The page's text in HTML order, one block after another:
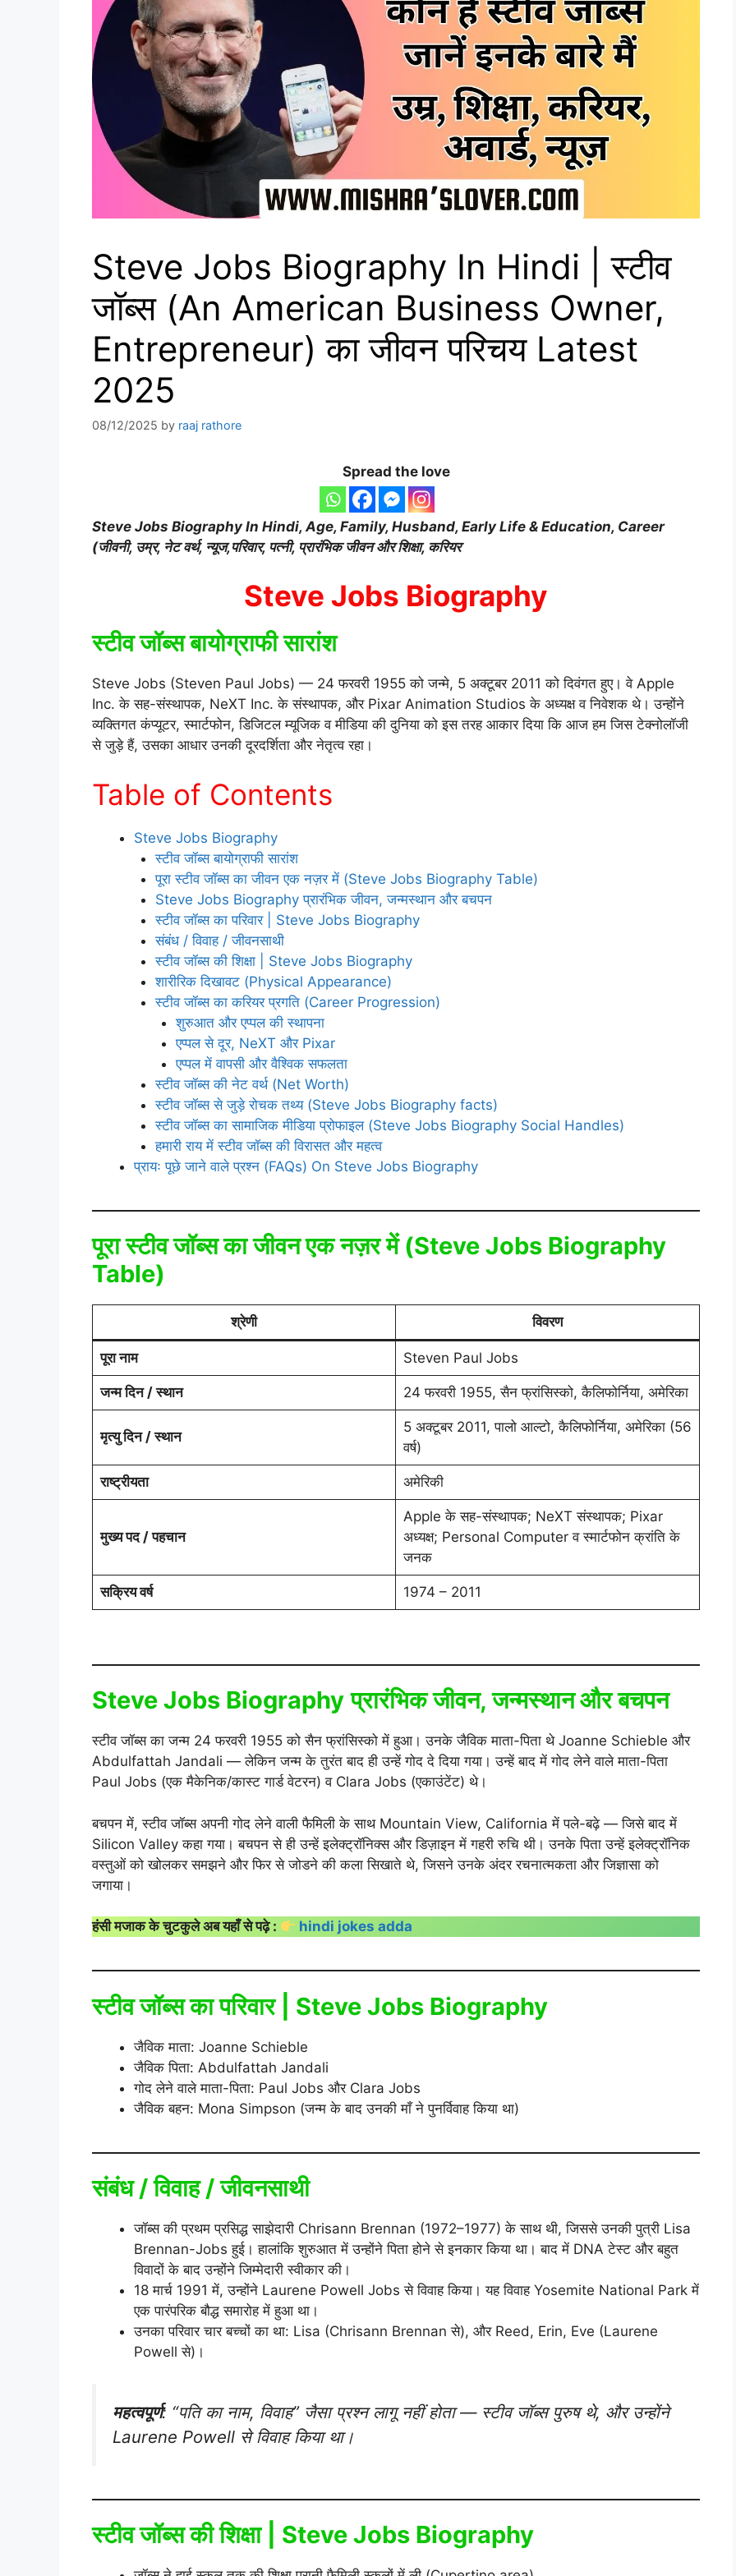
Steve Jobs Biography In Hindi | स्टीव
जॉब्स (An American Business Owner,
Entrepreneur) का जीवन परिचय Latest
2025
08/12/2025 by raaj rathore
Spread the love
Steve Jobs BiographyIn Hindi, Age, Family, Husband, Early Life & Education, Career
(जीवनी, उम्र, नेट वर्थ, न्यूज,परिवार, पत्नी, प्रारंभिक जीवन और शिक्षा, करियर
Steve Jobs Biography
स्टीव जॉब्स बायोग्राफी सारांश
Steve Jobs (Steven Paul Jobs) — 24 फरवरी 1955 को जन्मे, 5 अक्टूबर 2011 को दिवंगत हुए। वे Apple
Inc. के सह-संस्थापक, NeXT Inc. के संस्थापक, और Pixar Animation Studios के अध्यक्ष व निवेशक थे। उन्होंने
व्यक्तिगत कंप्यूटर, स्मार्टफोन, डिजिटल म्यूजिक व मीडिया की दुनिया को इस तरह आकार दिया कि आज हम जिस टेक्नोलॉजी
से जुड़े हैं, उसका आधार उनकी दूरदर्शिता और नेतृत्व रहा।
Table of Contents
Steve Jobs Biography
स्टीव जॉब्स बायोग्राफी सारांश
पूरा स्टीव जॉब्स का जीवन एक नज़र में (Steve Jobs Biography Table)
Steve Jobs Biography प्रारंभिक जीवन, जन्मस्थान और बचपन
स्टीव जॉब्स का परिवार | Steve Jobs Biography
संबंध / विवाह / जीवनसाथी
स्टीव जॉब्स की शिक्षा | Steve Jobs Biography
शारीरिक दिखावट (Physical Appearance)
स्टीव जॉब्स का करियर प्रगति (Career Progression)
शुरुआत और एप्पल की स्थापना
एप्पल से दूर, NeXT और Pixar
एप्पल में वापसी और वैश्विक सफलता
स्टीव जॉब्स की नेट वर्थ (Net Worth)
स्टीव जॉब्स से जुड़े रोचक तथ्य (Steve Jobs Biography facts)
स्टीव जॉब्स का सामाजिक मीडिया प्रोफाइल (Steve Jobs Biography Social Handles)
हमारी राय में स्टीव जॉब्स की विरासत और महत्व
प्रायः पूछे जाने वाले प्रश्न (FAQs) On Steve Jobs Biography
पूरा स्टीव जॉब्स का जीवन एक नज़र में (Steve Jobs Biography
Table)
श्रेणी विवरण
पूरा नाम Steven Paul Jobs
जन्म दिन / स्थान 24 फरवरी 1955, सैन फ्रांसिस्को, कैलिफोर्निया, अमेरिका
मृत्यु दिन / स्थान
5 अक्टूबर 2011, पालो आल्टो, कैलिफोर्निया, अमेरिका (56
वर्ष)
राष्ट्रीयता अमेरिकी
मुख्य पद / पहचान
Apple के सह-संस्थापक; NeXT संस्थापक; Pixar
अध्यक्ष; Personal Computer व स्मार्टफोन क्रांति के
जनक
सक्रिय वर्ष 1974 – 2011
Steve Jobs Biography प्रारंभिक जीवन, जन्मस्थान और बचपन
स्टीव जॉब्स का जन्म 24 फरवरी 1955 को सैन फ्रांसिस्को में हुआ। उनके जैविक माता-पिता थे Joanne Schieble और
Abdulfattah Jandali — लेकिन जन्म के तुरंत बाद ही उन्हें गोद दे दिया गया। उन्हें बाद में गोद लेने वाले माता-पिता
Paul Jobs (एक मैकेनिक/कास्ट गार्ड वेटरन) व Clara Jobs (एकाउंटेंट) थे।
बचपन में, स्टीव जॉब्स अपनी गोद लेने वाली फैमिली के साथ Mountain View, California में पले-बढ़े — जिसे बाद में
Silicon Valley कहा गया। बचपन से ही उन्हें इलेक्ट्रॉनिक्स और डिज़ाइन में गहरी रुचि थी। उनके पिता उन्हें इलेक्ट्रॉनिक
वस्तुओं को खोलकर समझने और फिर से जोडने की कला सिखाते थे, जिसने उनके अंदर रचनात्मकता और जिज्ञासा को
जगाया।
हंसी मजाक के चुटकुले अब यहाँ से पढ़े : hindi jokes adda
स्टीव जॉब्स का परिवार | Steve Jobs Biography
जैविक माता: Joanne Schieble
जैविक पिता: Abdulfattah Jandali
गोद लेने वाले माता-पिता: Paul Jobs और Clara Jobs
जैविक बहन: Mona Simpson (जन्म के बाद उनकी माँ ने पुनर्विवाह किया था)
संबंध / विवाह / जीवनसाथी
जॉब्स की प्रथम प्रसिद्ध साझेदारी Chrisann Brennan (1972–1977) के साथ थी, जिससे उनकी पुत्री Lisa
Brennan-Jobs हुई। हालांकि शुरुआत में उन्होंने पिता होने से इनकार किया था। बाद में DNA टेस्ट और बहुत
विवादों के बाद उन्होंने जिम्मेदारी स्वीकार की।
18 मार्च 1991 में, उन्होंने Laurene Powell Jobs से विवाह किया। यह विवाह Yosemite National Park में
एक पारंपरिक बौद्ध समारोह में हुआ था।
उनका परिवार चार बच्चों का था: Lisa (Chrisann Brennan से), और Reed, Erin, Eve (Laurene
Powell से)।
महत्वपूर्ण: “पति का नाम, विवाह” जैसा प्रश्न लागू नहीं होता — स्टीव जॉब्स पुरुष थे, और उन्होंने
Laurene Powell से विवाह किया था।
स्टीव जॉब्स की शिक्षा | Steve Jobs Biography